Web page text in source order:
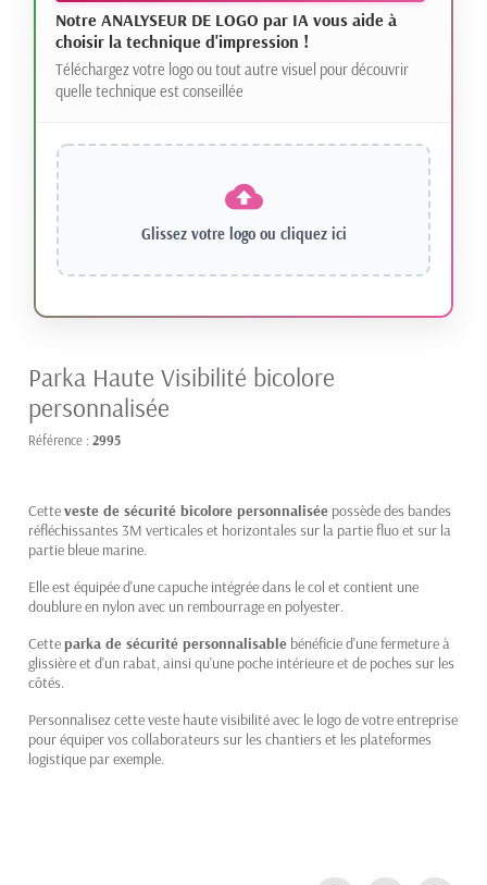
Notre ANALYSEUR DE LOGO par IA vous aide à
choisir la technique d'impression !
Téléchargez votre logo ou tout autre visuel pour découvrir
quelle technique est conseillée
Glissez votre logo ou cliquez ici
Parka Haute Visibilité bicolore
personnalisée
Référence : 2995
Cetteveste de sécurité bicolore personnalisée possède des bandes
réfléchissantes 3M verticales et horizontales sur la partie fluo et sur la
partie bleue marine.
Elle est équipée d'une capuche intégrée dans le col et contient une
doublure en nylon avec un rembourrage en polyester.
Cetteparka de sécurité personnalisable bénéficie d'une fermeture à
glissière et d'un rabat, ainsi qu'une poche intérieure et de poches sur les
côtés.
Personnalisez cette veste haute visibilité avec le logo de votre entreprise
pour équiper vos collaborateurs sur les chantiers et les plateformes
logistique par exemple.